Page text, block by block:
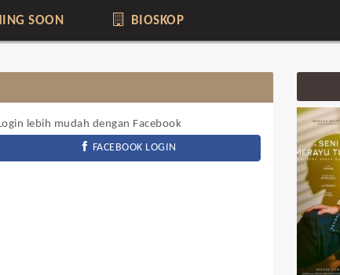
SOON BIOSKOP
lebih mudah dengan Facebook
FACEBOOK LOGIN